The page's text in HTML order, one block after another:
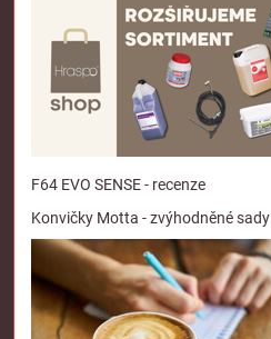
F64 EVO SENSE - recenze
Konvičky Motta - zvýhodněné sady